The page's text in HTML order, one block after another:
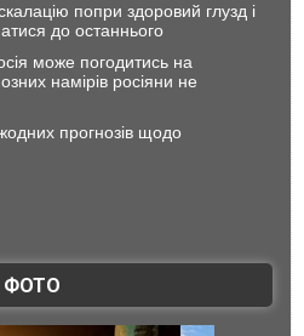
попри здоровий глузд і
до останнього
може погодитись на
намірів росіяни не
прогнозів щодо
ФОТО